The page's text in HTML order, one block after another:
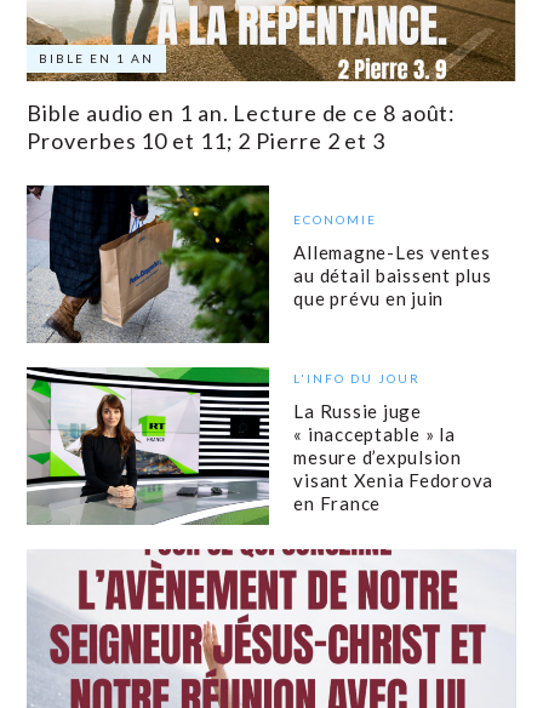
BIBLE EN 1 AN
Bible audio en 1 an. Lecture de ce 8 août:
Proverbes 10 et 11; 2 Pierre 2 et 3
ECONOMIE
Allemagne-Les ventes
au détail baissent plus
que prévu en juin
L'INFO DU JOUR
La Russie juge
« inacceptable » la
mesure d’expulsion
visant Xenia Fedorova
en France